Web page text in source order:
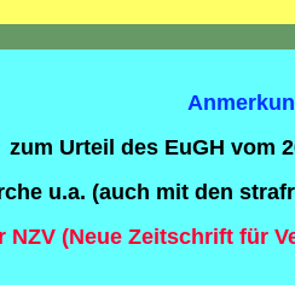
zum Urteil des EuGH vom
u.a. (auch mit den
NZV (Neue Zeitschrift für